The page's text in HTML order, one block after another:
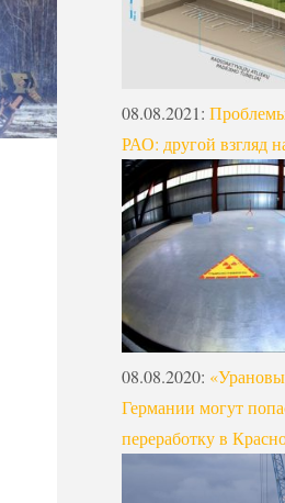
08.08.2021:
РАО: другой взгляд
08.08.2020:
Германии могут
переработку в